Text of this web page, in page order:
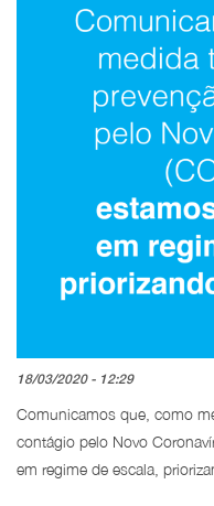
18/03/2020 - 12:29
Comunicamos que, como
contágio pelo Novo
em regime de escala,